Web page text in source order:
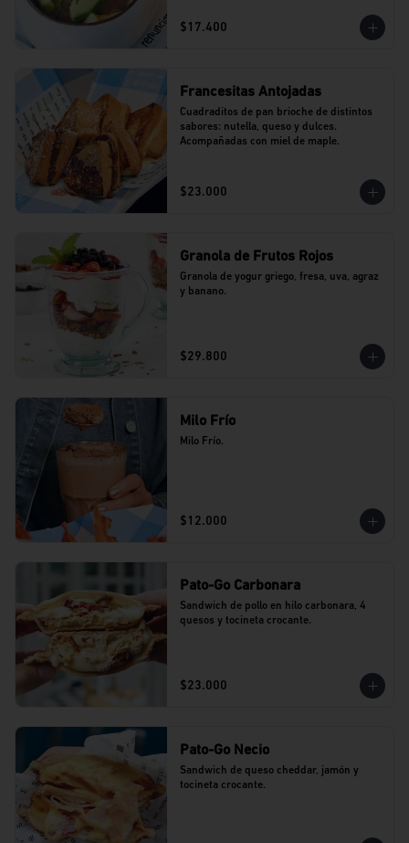
$17.400
Francesitas Antojadas
Cuadraditos de pan brioche de distintos
sabores: nutella, queso y dulces.
Acompañadas con miel de maple.
$23.000
Granola de Frutos Rojos
Granola de yogur griego, fresa, uva, agraz
y banano.
$29.800
Milo Frío
Milo Frío.
$12.000
Pato-Go Carbonara
Sandwich de pollo en hilo carbonara, 4
quesos y tocineta crocante.
$23.000
Pato-Go Necio
Sandwich de queso cheddar, jamón y
tocineta crocante.